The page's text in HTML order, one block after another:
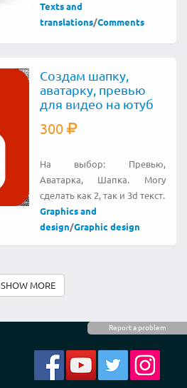
Report a problem
Texts and
translations/Comments
Создам шапку,
аватарку, превью
для видео на ютуб
300
На выбор: Превью,
Аватарка, Шапка. Могу
сделать как 2, так и 3d текст.
Graphics and
design/Graphic design
SHOW MORE